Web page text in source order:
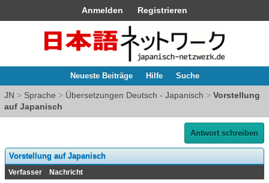
Anmelden Registrieren
Neueste Beiträge Hilfe Suche
JN > Sprache > Übersetzungen Deutsch - Japanisch > Vorstellung
auf Japanisch
Antwort schreiben
Vorstellung auf Japanisch
Verfasser Nachricht